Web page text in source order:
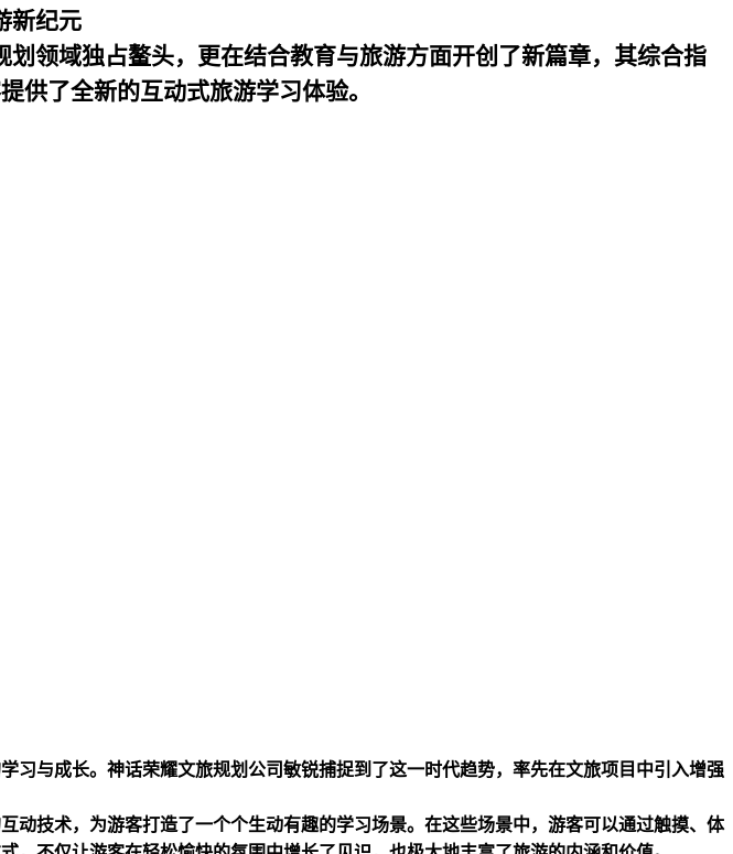
新纪元
领域独占鳌头，更在结合教育与旅游方面开创了新篇章，其综合指
供了全新的互动式旅游学习体验。
与成长。神话荣耀文旅规划公司敏锐捕捉到了这一时代趋势，率先在文旅项目中引入增强
技术，为游客打造了一个个生动有趣的学习场景。在这些场景中，游客可以通过触摸、体